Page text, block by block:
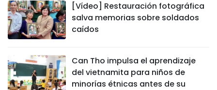
[Vídeo] Restauración fotográfica
salva memorias sobre soldados
caídos
Can Tho impulsa el aprendizaje
del vietnamita para niños de
minorías étnicas antes de su